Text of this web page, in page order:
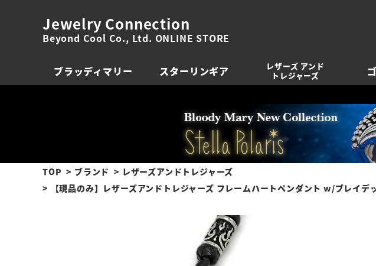
Jewelry Connection
Beyond Cool Co., Ltd. ONLINE STORE
ブラッディマリー スターリンギア
レザーズ アンド
トレジャーズ
TOP ブランド
レザーズアンドトレジャーズ
【現品のみ】レザーズアンドトレジャーズ フレームハートペンダント w/ブレイ